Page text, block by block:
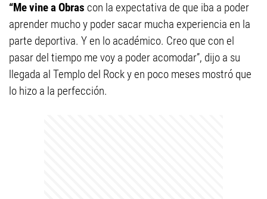
“Me vine a Obras con la expectativa de que iba a poder
aprender mucho y poder sacar mucha experiencia en la
parte deportiva. Y en lo académico. Creo que con el
pasar del tiempo me voy a poder acomodar”, dijo a su
llegada al Templo del Rock y en poco meses mostró que
lo hizo a la perfección.